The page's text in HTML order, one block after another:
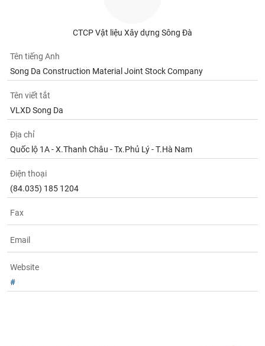
CTCP Vật liệu Xây dựng Sông Đà
Tên tiếng Anh
Song Da Construction Material Joint Stock Company
Tên viết tắt
VLXD Song Da
Địa chỉ
Quốc lộ 1A - X.Thanh Châu - Tx.Phủ Lý - T.Hà Nam
Điện thoại
(84.035) 185 1204
Fax
Email
Website
#
khoán
(-)
Lãnh
(-)
Tất cả Người nội bộ Người liên quan Cổ đông lớn
Tin
tức
(-)
Bài
viết
của
giả
(-)